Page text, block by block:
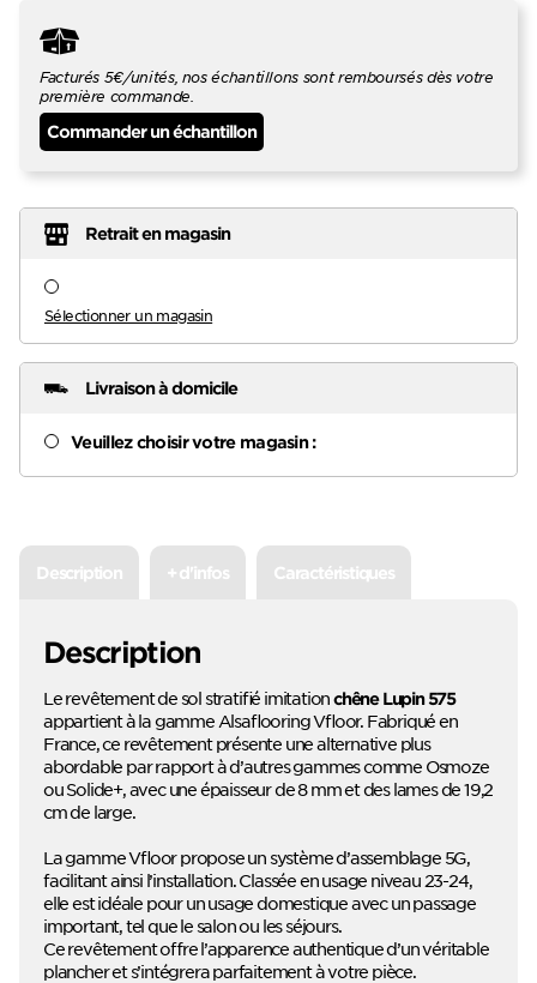
Facturés 5€/unités, nos échantillons sont remboursés dès votre
première commande.
Commander un échantillon
Retrait en magasin
Sélectionner un magasin
Livraison à domicile
Veuillez choisir votre magasin :
Description + d'infos Caractéristiques
Description
Le revêtement de sol stratifié imitationchêne Lupin 575
appartient à la gamme Alsaflooring Vfloor. Fabriqué en
France, ce revêtement présente une alternative plus
abordable par rapport à d’autres gammes comme Osmoze
ou Solide+, avec une épaisseur de 8 mm et des lames de 19,2
cm de large.
La gamme Vfloor propose un système d’assemblage 5G,
facilitant ainsi l’installation. Classée en usage niveau 23-24,
elle est idéale pour un usage domestique avec un passage
important, tel que le salon ou les séjours.
Ce revêtement offre l’apparence authentique d’un véritable
plancher et s’intégrera parfaitement à votre pièce.